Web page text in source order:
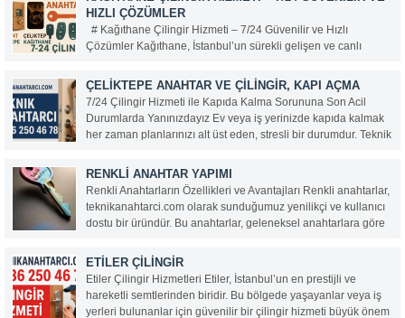
HIZLI ÇÖZÜMLER
# Kağıthane Çilingir Hizmeti – 7/24 Güvenilir ve Hızlı
Çözümler Kağıthane, İstanbul’un sürekli gelişen ve canlı
ve zaman geçirdiği bu ilçede, güvenlik ve acil ihtiyaçlar da
büyük önem taşıyor. Anahtarınızı evde...
ÇELIKTEPE ANAHTAR VE ÇILINGIR, KAPI AÇMA
7/24 Çilingir Hizmeti ile Kapıda Kalma Sorununa Son Acil
Durumlarda Yanınızdayız Ev veya iş yerinizde kapıda kalmak
her zaman planlarınızı alt üst eden, stresli bir durumdur. Teknik
hizmet sunuyoruz. 0536 250...
RENKLI ANAHTAR YAPIMI
Renkli Anahtarların Özellikleri ve Avantajları Renkli anahtarlar,
teknikanahtarci.com olarak sunduğumuz yenilikçi ve kullanıcı
dostu bir üründür. Bu anahtarlar, geleneksel anahtarlara göre
açısından kullanıcıların beklentilerini karşılar. İşte renkli
anahtarların öne çıkan özellikleri:...
ETILER ÇILINGIR
Etiler Çilingir Hizmetleri Etiler, İstanbul’un en prestijli ve
hareketli semtlerinden biridir. Bu bölgede yaşayanlar veya iş
yerleri bulunanlar için güvenilir bir çilingir hizmeti büyük önem